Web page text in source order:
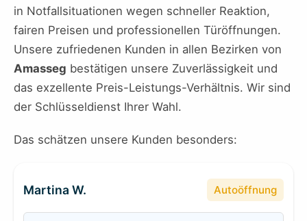
in Notfallsituationen wegen schneller Reaktion,
fairen Preisen und professionellen Türöffnungen.
Unsere zufriedenen Kunden in allen Bezirken von
Amasseg bestätigen unsere Zuverlässigkeit und
das exzellente Preis-Leistungs-Verhältnis. Wir sind
der Schlüsseldienst Ihrer Wahl.
Das schätzen unsere Kunden besonders:
Martina W. Autoöffnung